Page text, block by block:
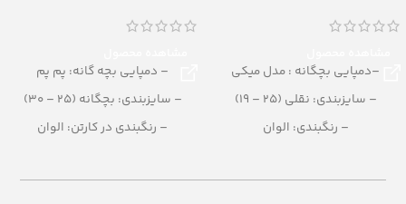
–دمپایی بچگانه : مدل میکی
– سایزبندی: نقلی (25 – 19)
– رنگبندی: الوان
– جنس: Airblowing
– دمپایی بچه گانه: پم پم
– سایزبندی: بچگانه (25 – 30)
– رنگبندی در کارتن: الوان
– جنس: EVA Soft